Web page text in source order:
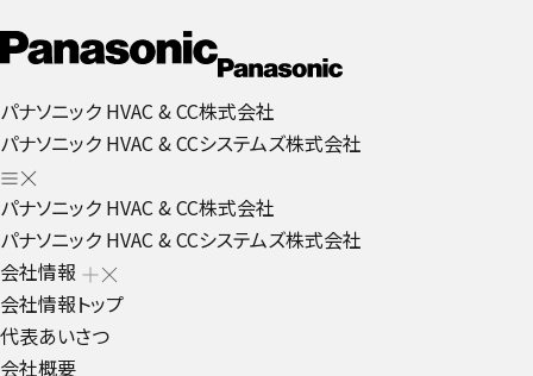
パナソニック HVAC & CC株式会社
パナソニック HVAC & CCシステムズ株式会社
パナソニック HVAC & CC株式会社
パナソニック HVAC & CCシステムズ株式会社
会社情報
会社情報トップ
代表あいさつ
会社概要